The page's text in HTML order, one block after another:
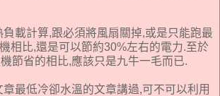
負載計算,跟必須將風扇關掉,或是只能跑最
相比,還是可以節約30%左右的電力.至於
節省的相比,應該只是九牛一毛而已.
最低冷卻水溫的文章講過,可不可以利用